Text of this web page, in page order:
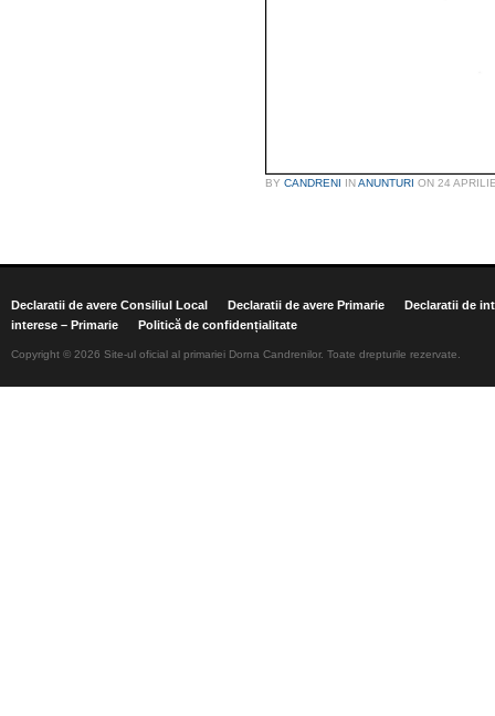
BY CANDRENI INANUNTURI ON 24
Declaratii de avere Consiliul Local Declaratii de avere Primarie
Declaratii de
interese – Primarie
Politică de confidențialitate
Copyright © 2026 Site-ul oficial al primariei Dorna Candrenilor. Toate drepturile rezervate.